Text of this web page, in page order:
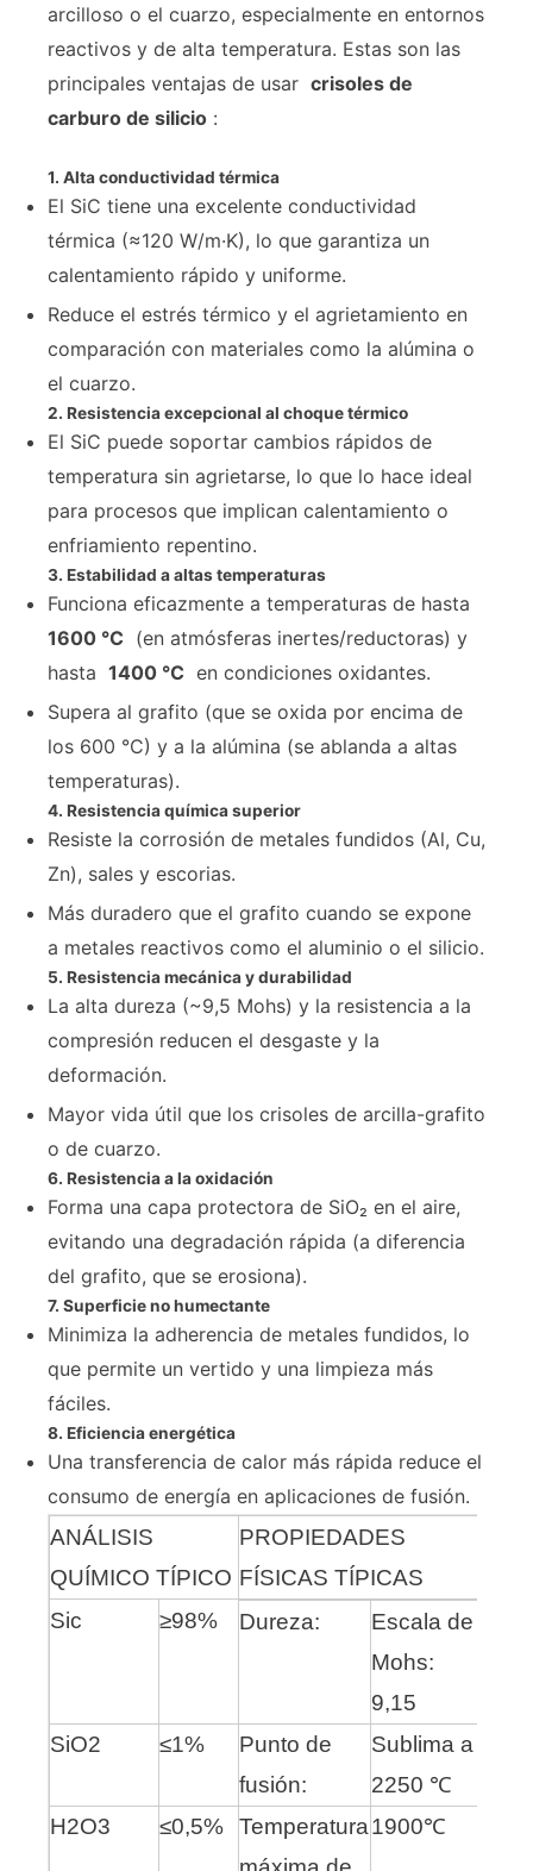
arcilloso o el cuarzo, especialmente en entornos
reactivos y de alta temperatura. Estas son las
principales ventajas de usar crisoles de
carburo de silicio :
1. Alta conductividad térmica
El SiC tiene una excelente conductividad
térmica (≈120 W/m·K), lo que garantiza un
calentamiento rápido y uniforme.
Reduce el estrés térmico y el agrietamiento en
comparación con materiales como la alúmina o
el cuarzo.
2. Resistencia excepcional al choque térmico
El SiC puede soportar cambios rápidos de
temperatura sin agrietarse, lo que lo hace ideal
para procesos que implican calentamiento o
enfriamiento repentino.
3. Estabilidad a altas temperaturas
Funciona eficazmente a temperaturas de hasta
1600 °C (en atmósferas inertes/reductoras) y
hasta 1400 °C en condiciones oxidantes.
Supera al grafito (que se oxida por encima de
los 600 °C) y a la alúmina (se ablanda a altas
temperaturas).
4. Resistencia química superior
Resiste la corrosión de metales fundidos (Al, Cu,
Zn), sales y escorias.
Más duradero que el grafito cuando se expone
a metales reactivos como el aluminio o el silicio.
5. Resistencia mecánica y durabilidad
La alta dureza (~9,5 Mohs) y la resistencia a la
compresión reducen el desgaste y la
deformación.
Mayor vida útil que los crisoles de arcilla-grafito
o de cuarzo.
6. Resistencia a la oxidación
Forma una capa protectora de SiO₂ en el aire,
evitando una degradación rápida (a diferencia
del grafito, que se erosiona).
7. Superficie no humectante
Minimiza la adherencia de metales fundidos, lo
que permite un vertido y una limpieza más
fáciles.
8. Eficiencia energética
Una transferencia de calor más rápida reduce el
consumo de energía en aplicaciones de fusión.
ANÁLISIS
QUÍMICO TÍPICO
PROPIEDADES
FÍSICAS TÍPICAS
Sic
≥98% Dureza:
Escala de
Mohs:
9,15
SiO2
≤1%
Punto de
fusión:
Sublima a
2250 ℃
H2O3
≤0,5%
Temperatura1900℃